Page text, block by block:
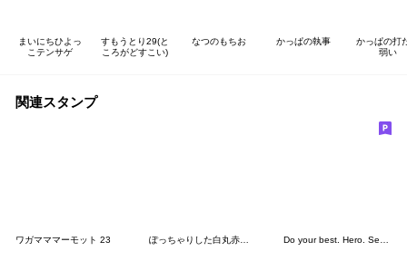
まいにちひよっ
こテンサゲ
すもうとり29(と
ころがどすこい)
なつのもちお かっぱの執事
かっぱの打
弱い
関連スタンプ
ワガマママーモット 23 ぽっちゃりした白丸赤太郎(イヤイヤ期) Do your best. Hero. Season 6